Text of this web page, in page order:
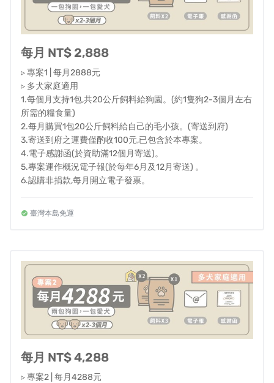
▍資助金佔比分配
集資所得的款項，將會以下列比例進行分配與使用。
６４％：糧食的原料以及生產代工成本。
１５％：本專案運作所需要的人力薪資等成本。
８％：嘖嘖集資平台服務費，平台每月收取８％。
４％：運送成本，包括物流以及倉儲系統，未來將計畫由
專人專車運送輔助。
１％：初期採用牛皮紙封裝，若有餘裕將改採材質更好的
外包裝，近一步提升飼料的保鮮度。
－以上款項比例分配為粗算，實際支出以運作概況電子報
－每月將提撥部分款項投入在未來專人專車運送的計畫
平台發送的電子報，本團隊會於其中向各位說明本專案運
作概況，因此，請在加入訂閱資助後至「帳號設定」-「個
人設定」-開啟「允許信息通知」，如此一來才不會漏接電
子報及其他與專案相關的訊息喔！
每月 NT$ 2,888
▹ 專案1 | 每月2888元
▹ 多犬家庭適用
1.每個月支持1包,共20公斤飼料給狗園。(約1隻狗2-3個月左右
所需的糧食量)
2.每月購買1包20公斤飼料給自己的毛小孩。(寄送到府)
3.寄送到府之運費僅酌收100元,已包含於本專案。
4.電子感謝函(於資助滿12個月寄送)。
5.專案運作概況電子報(於每年6月及12月寄送) 。
6.認購非捐款,每月開立電子發票。
臺灣本島免運
每月 NT$ 4,288
▹ 專案2 | 每月4288元